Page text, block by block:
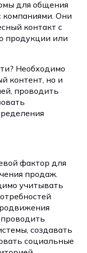
для общения
компаниями. Они
контакт с
продукции или
Необходимо
контент, но и
проводить
фактор для
продаж.
учитывать
создавать
социальные